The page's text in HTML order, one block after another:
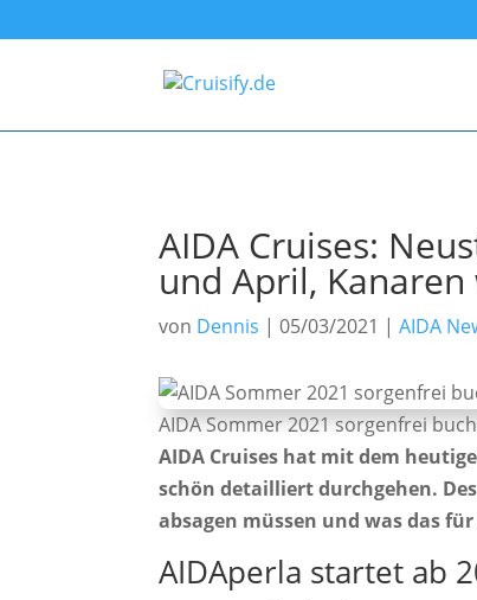
AIDA Cruises:
und April,
von Dennis |05/03/2021 |AIDA
AIDA Sommer 2021 sorgenfrei
AIDA Cruises hat mit dem
schön detailliert durchgehen.
absagen müssen und was das
AIDAperla startet ab